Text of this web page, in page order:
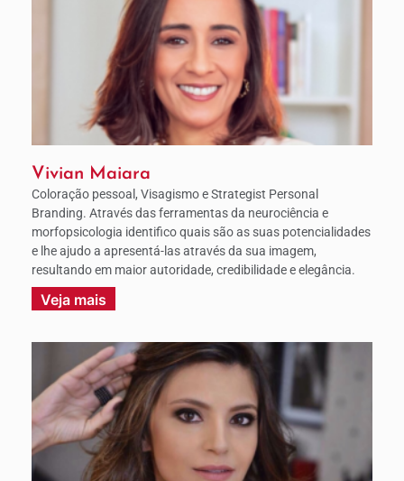
Vivian Maiara
Coloração pessoal, Visagismo e Strategist Personal
Branding. Através das ferramentas da neurociência e
morfopsicologia identifico quais são as suas potencialidades
e lhe ajudo a apresentá-las através da sua imagem,
resultando em maior autoridade, credibilidade e elegância.
Veja mais